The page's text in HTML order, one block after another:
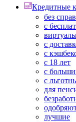
Кредитные
без
с
с
с
с 18 лет
с
с
для
лучшие